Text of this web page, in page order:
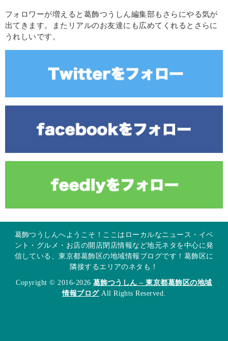
フォロワーが増えると葛飾つうしん編集部もさらにやる気が
出てきます。またリアルのお友達にも広めてくれるとさらに
うれしいです。
葛飾つうしんへようこそ！ここはローカルなニュース・イベ
ント・グルメ・お店の開店閉店情報など地元ネタを中心に発
信している、東京都葛飾区の地域情報ブログです！葛飾区に
隣接するエリアのネタも！
Copyright © 2016-2026 葛飾つうしん – 東京都葛飾区の地域
情報ブログAll Rights Reserved.